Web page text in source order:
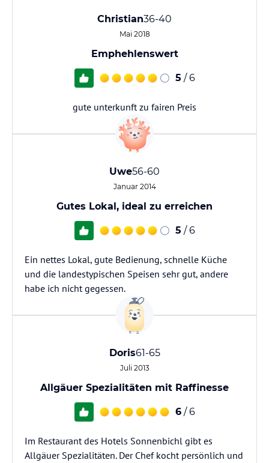
Christian36-40
Mai 2018
Emphehlenswert
5 / 6
gute unterkunft zu fairen Preis
Uwe56-60
Januar 2014
Gutes Lokal, ideal zu erreichen
5 / 6
Ein nettes Lokal, gute Bedienung, schnelle Küche
und die landestypischen Speisen sehr gut, andere
habe ich nicht gegessen.
Doris61-65
Juli 2013
Allgäuer Spezialitäten mit Raffinesse
6 / 6
Im Restaurant des Hotels Sonnenbichl gibt es
Allgäuer Spezialitäten. Der Chef kocht persönlich und